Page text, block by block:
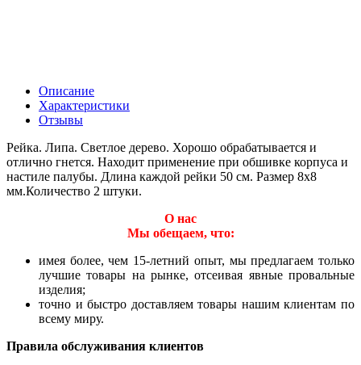
Описание
Характеристики
Отзывы
Рейка. Липа. Светлое дерево. Хорошо обрабатывается и
отлично гнется. Находит применение при обшивке корпуса и
настиле палубы. Длина каждой рейки 50 см. Размер 8х8
мм.Количество 2 штуки.
О нас
Мы обещаем, что:
имея более, чем 15-летний опыт, мы предлагаем только
лучшие товары на рынке, отсеивая явные провальные
изделия;
точно и быстро доставляем товары нашим клиентам по
всему миру.
Правила обслуживания клиентов